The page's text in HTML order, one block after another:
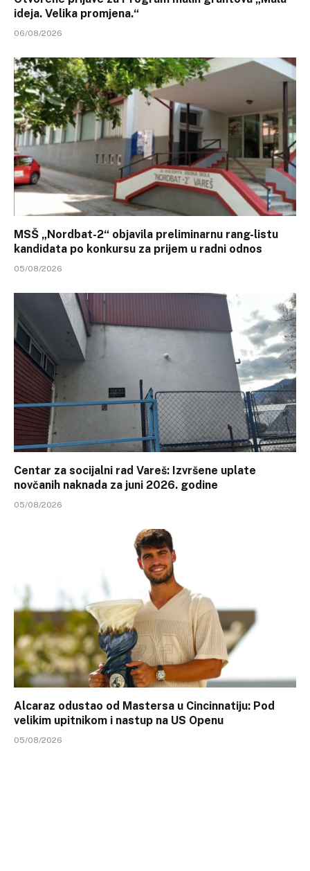
ideja. Velika promjena.“
06/08/2026
MSŠ „Nordbat-2“ objavila preliminarnu rang-listu
kandidata po konkursu za prijem u radni odnos
05/08/2026
Centar za socijalni rad Vareš: Izvršene uplate
novčanih naknada za juni 2026. godine
05/08/2026
Alcaraz odustao od Mastersa u Cincinnatiju: Pod
velikim upitnikom i nastup na US Openu
05/08/2026